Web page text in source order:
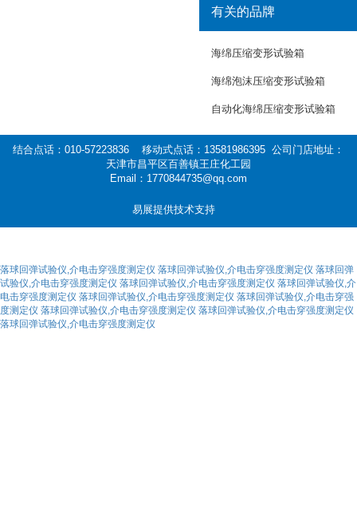
有关的品牌
海绵压缩变形试验箱
海绵泡沫压缩变形试验箱
自动化海绵压缩变形试验箱
结合点话：010-57223836 移动式点话：13581986395 公司门店地址：
天津市昌平区百善镇王庄化工园
Email：1770844735@qq.com
易展提供技术支持
落球回弹试验仪,介电击穿强度测定仪 落球回弹试验仪,介电击穿强度测定仪 落球回弹
试验仪,介电击穿强度测定仪 落球回弹试验仪,介电击穿强度测定仪 落球回弹试验仪,介
电击穿强度测定仪 落球回弹试验仪,介电击穿强度测定仪 落球回弹试验仪,介电击穿强
度测定仪 落球回弹试验仪,介电击穿强度测定仪 落球回弹试验仪,介电击穿强度测定仪
落球回弹试验仪,介电击穿强度测定仪